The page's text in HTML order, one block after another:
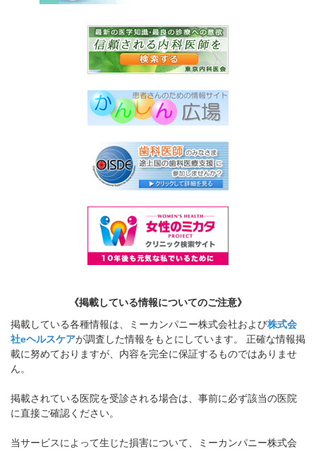
《掲載している情報についてのご注意》
掲載している各種情報は、ミーカンパニー株式会社および株式会
社eヘルスケアが調査した情報をもとにしています。 正確な情報掲
載に努めておりますが、内容を完全に保証するものではありませ
ん。
掲載されている医院を受診される場合は、事前に必ず該当の医院
に直接ご確認ください。
当サービスによって生じた損害について、ミーカンパニー株式会